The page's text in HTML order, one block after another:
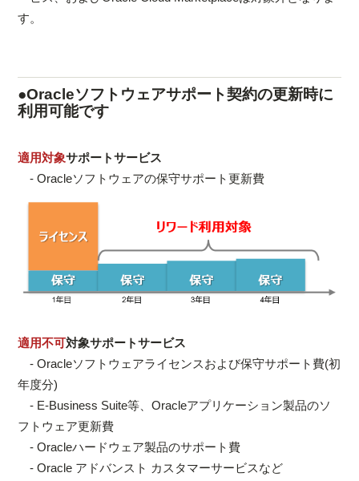
す。
●Oracleソフトウェアサポート契約の更新時に
利用可能です
適用対象サポートサービス
- Oracleソフトウェアの保守サポート更新費
適用不可対象サポートサービス
- Oracleソフトウェアライセンスおよび保守サポート費(初
年度分)
- E-Business Suite等、Oracleアプリケーション製品のソ
フトウェア更新費
- Oracleハードウェア製品のサポート費
- Oracle アドバンスト カスタマーサービスなど